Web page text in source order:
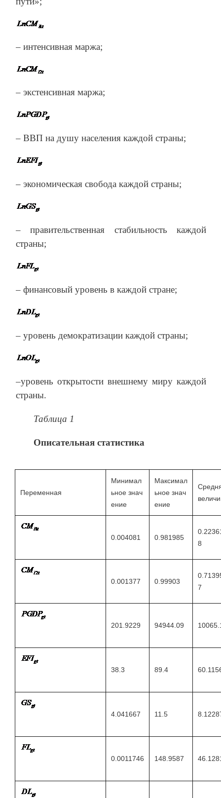
– интенсивная маржа;
– экстенсивная маржа;
– ВВП на душу населения каждой страны;
– экономическая свобода каждой страны;
– правительственная стабильность каждой
страны;
– финансовый уровень в каждой стране;
– уровень демократизации каждой страны;
–уровень открытости внешнему миру каждой
страны.
Таблица 1
Описательная статистика
Переменная
Минимал
ьное знач
ение
Максимал
ьное знач
ение
0.004081 0.981985
8
0.001377 0.99903
7
201.9229 94944.09
38.3 89.4
4.041667 11.5
0.0011746 148.9587